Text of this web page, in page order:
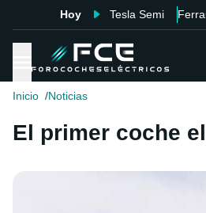
Hoy Tesla Semi
Inicio Noticias
El primer coche